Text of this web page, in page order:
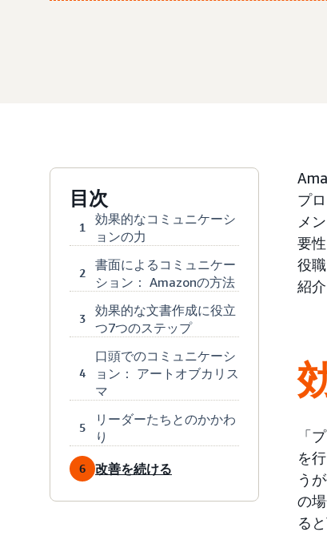
目次
1
効果的なコミュニケーシ
ョンの力
2
書面によるコミュニケー
ション： Amazonの方法
3
効果的な文書作成に役立
つ7つのステップ
4
口頭でのコミュニケーシ
ョン： アートオブカリス
マ
5
リーダーたちとのかかわ
り
6 改善を続ける
プ
メ
要
役
紹介
「
を
う
の
る